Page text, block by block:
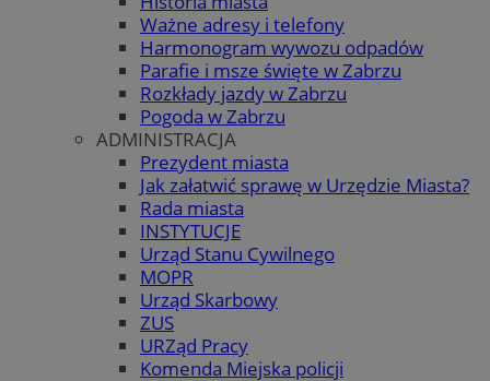
Ważne adresy i telefony
Harmonogram wywozu odpadów
Parafie i msze święte w Zabrzu
Rozkłady jazdy w Zabrzu
Pogoda w Zabrzu
ADMINISTRACJA
Prezydent miasta
Jak załatwić sprawę w Urzędzie Miasta?
Rada miasta
INSTYTUCJE
Urząd Stanu Cywilnego
MOPR
Urząd Skarbowy
ZUS
URZąd Pracy
Komenda Miejska policji